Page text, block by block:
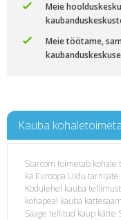
Meie
Meie töötame,
Kauba
Starcom toimetab
ka Euroopa Liidu
Kodulehel kauba
kohapeal kauba
Saage tellitud kaup kätte